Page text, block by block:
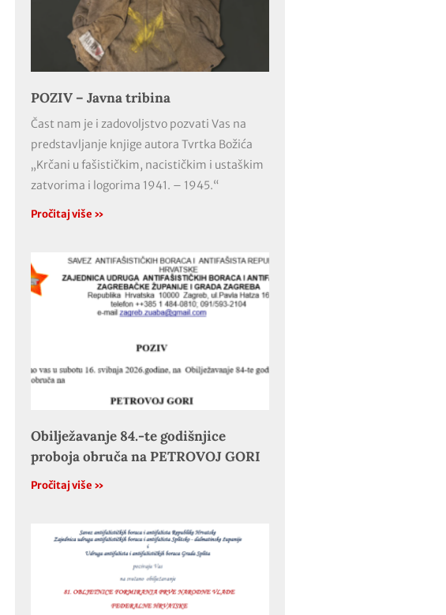
POZIV – Javna tribina
Čast nam je i zadovoljstvo pozvati Vas na
predstavljanje knjige autora Tvrtka Božića
„Krčani u fašističkim, nacističkim i ustaškim
zatvorima i logorima 1941. – 1945.“
Pročitaj više »
Obilježavanje 84.-te godišnjice
proboja obruča na PETROVOJ GORI
Pročitaj više »